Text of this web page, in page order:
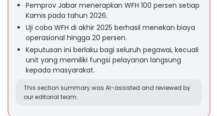
Pemprov Jabar menerapkan WFH 100 persen setiap
Kamis pada tahun 2026.
Uji coba WFH di akhir 2025 berhasil menekan biaya
operasional hingga 20 persen.
Keputusan ini berlaku bagi seluruh pegawai, kecuali
unit yang memiliki fungsi pelayanan langsung
kepada masyarakat.
This section summary was AI-assisted and reviewed by
our editorial team.